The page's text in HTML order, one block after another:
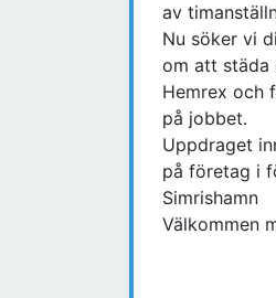
av
Nu söker vi
om att städa
Hemrex och
på jobbet.
Uppdraget
på företag i
Simrishamn
Välkommen